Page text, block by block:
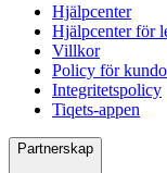
Hjälpcenter
Hjälpcenter för
Villkor
Policy för
Integritetspolicy
Tiqets-appen
Partnerskap